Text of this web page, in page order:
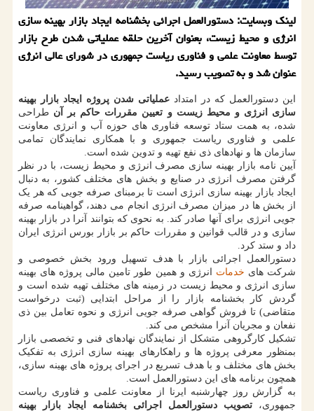
لینک وبسایت: دستورالعمل اجرائی بخشنامه ایجاد بازار بهینه سازی
انرژی و محیط زیست، بعنوان آخرین حلقه عملیاتی شدن طرح بازار
توسط معاونت علمی و فناوری ریاست جمهوری در شورای عالی انرژی
عنوان شد و به تصویب رسید.
این دستورالعمل که در امتداد عملیاتی شدن پروژه ایجاد بازار بهینه
سازی انرژی و محیط زیست و تعیین مقررات حاکم بر آن طراحی
شده، به همت ستاد توسعه فناوری های حوزه آب و انرژی معاونت
علمی و فناوری ریاست جمهوری و با همکاری نمایندگان تمامی
سازمان ها و نهادهای ذی نفع تهیه و تدوین شده است.
آیین نامه بازار بهینه سازی مصرف انرژی و محیط زیست، با در نظر
گرفتن مصرف انرژی در صنایع و بخش های مختلف کشور، به دنبال
ایجاد بازار بهینه سازی انرژی است تا برمبنای صرفه جویی که هر یک
از بخش ها در میزان مصرف انرژی انجام می دهند، گواهینامه صرفه
جویی انرژی برای آنها صادر کند. به نحوی که بتوانند آنرا در بازار بهینه
سازی و در قالب قوانین و مقررات حاکم بر بازار بورس انرژی ایران
داد و ستد کرد.
دستورالعمل اجرائی بازار با هدف تسهیل ورود بخش خصوصی و
شرکت های خدمات انرژی و همین طور تامین مالی پروژه های بهینه
سازی انرژی و محیط زیست در زمینه های مختلف تهیه شده است و
گردش کار بخشنامه بازار را از مراحل ابتدایی (ثبت درخواست
متقاضی) تا فروش گواهی صرفه جویی انرژی و نحوه تعامل بین ذی
نفعان و مجریان آنرا مشخص می کند.
تشکیل کارگروهی متشکل از نمایندگان نهادهای فنی و تخصصی بازار
بمنظور معرفی پروژه ها و راهکارهای بهینه سازی انرژی به تفکیک
بخش های مختلف و با هدف تسریع در اجرای پروژه های بهینه سازی،
همچون برنامه های این دستورالعمل است.
به گزارش روز چهارشنبه ایرنا از معاونت علمی و فناوری ریاست
جمهوری، تصویب دستورالعمل اجرائی بخشنامه ایجاد بازار بهینه